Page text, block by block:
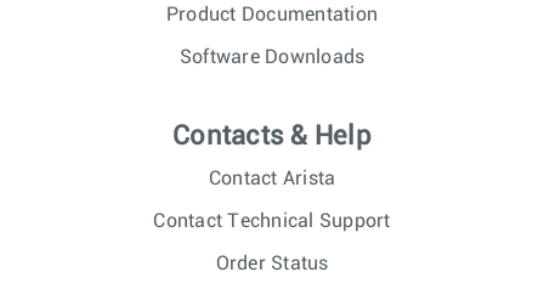
Product Documentation
Software Downloads
Contacts & Help
Contact Arista
Contact Technical Support
Order Status